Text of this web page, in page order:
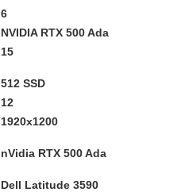
6
NVIDIA RTX 500 Ada
15
512 SSD
12
1920x1200
nVidia RTX 500 Ada
Dell Latitude 3590